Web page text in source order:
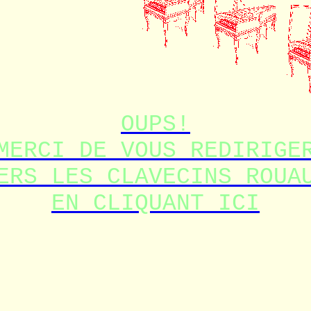
OUPS!
DE VOUS
LES CLAVECINS
EN CLIQUANT ICI